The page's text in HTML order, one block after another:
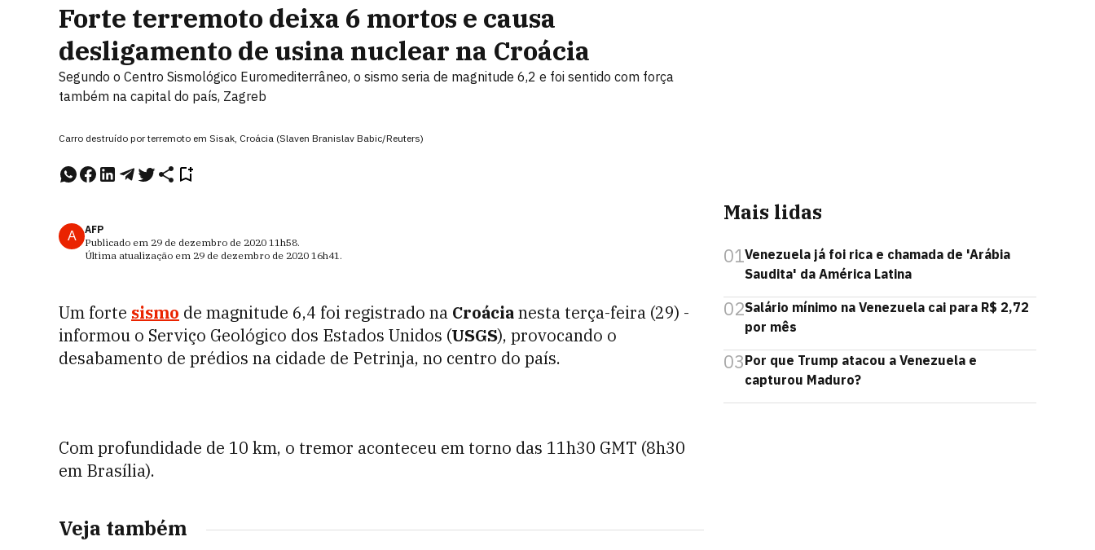
Forte terremoto deixa 6 mortos e causa
desligamento de usina nuclear na Croácia
Segundo o Centro Sismológico Euromediterrâneo, o sismo seria de magnitude 6,2 e foi sentido com força
também na capital do país, Zagreb
Carro destruído por terremoto em Sisak, Croácia (Slaven Branislav Babic/Reuters)
A
AFP
Publicado em 29 de dezembro de 2020 11h58.
Última atualização em 29 de dezembro de 2020 16h41.
Um forte sismo de magnitude 6,4 foi registrado na Croácianesta terça-feira (29) -
informou o Serviço Geológico dos Estados Unidos (USGS), provocando o
desabamento de prédios na cidade de Petrinja, no centro do país.
Com profundidade de 10 km, o tremor aconteceu em torno das 11h30 GMT (8h30
em Brasília).
Veja também
Mais lidas
01Venezuela já foi rica e chamada de 'Arábia
Saudita' da América Latina
02Salário mínimo na Venezuela cai para R$ 2,72
por mês
03Por que Trump atacou a Venezuela e
capturou Maduro?